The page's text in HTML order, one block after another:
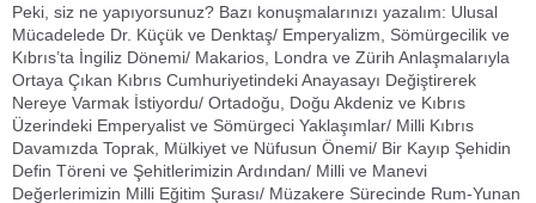
Peki, siz ne yapıyorsunuz? Bazı konuşmalarınızı yazalım: Ulusal
Mücadelede Dr. Küçük ve Denktaş/ Emperyalizm, Sömürgecilik ve
Kıbrıs’ta İngiliz Dönemi/ Makarios, Londra ve Zürih Anlaşmalarıyla
Ortaya Çıkan Kıbrıs Cumhuriyetindeki Anayasayı Değiştirerek
Nereye Varmak İstiyordu/ Ortadoğu, Doğu Akdeniz ve Kıbrıs
Üzerindeki Emperyalist ve Sömürgeci Yaklaşımlar/ Milli Kıbrıs
Davamızda Toprak, Mülkiyet ve Nüfusun Önemi/ Bir Kayıp Şehidin
Defin Töreni ve Şehitlerimizin Ardından/ Milli ve Manevi
Değerlerimizin Milli Eğitim Şurası/ Müzakere Sürecinde Rum-Yunan